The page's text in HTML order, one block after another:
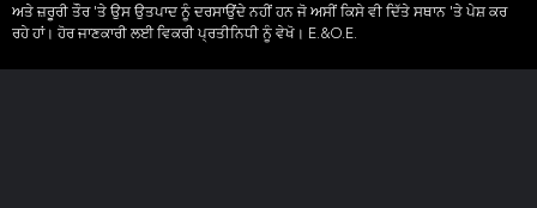
ਅਤੇ ਜ਼ਰੂਰੀ ਤੌਰ 'ਤੇ ਉਸ ਉਤਪਾਦ ਨੂੰ ਦਰਸਾਉਂਦੇ ਨਹੀਂ ਹਨ ਜੋ ਅਸੀਂ ਕਿਸੇ ਵੀ ਦਿੱਤੇ ਸਥਾਨ 'ਤੇ ਪੇਸ਼ ਕਰ
ਰਹੇ ਹਾਂ। ਹੋਰ ਜਾਣਕਾਰੀ ਲਈ ਵਿਕਰੀ ਪ੍ਰਤੀਨਿਧੀ ਨੂੰ ਵੇਖੋ। E.&O.E.